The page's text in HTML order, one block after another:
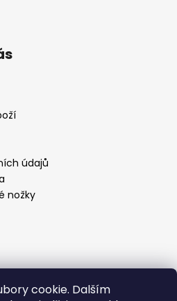
cookie. Dalším
údajů
nožky